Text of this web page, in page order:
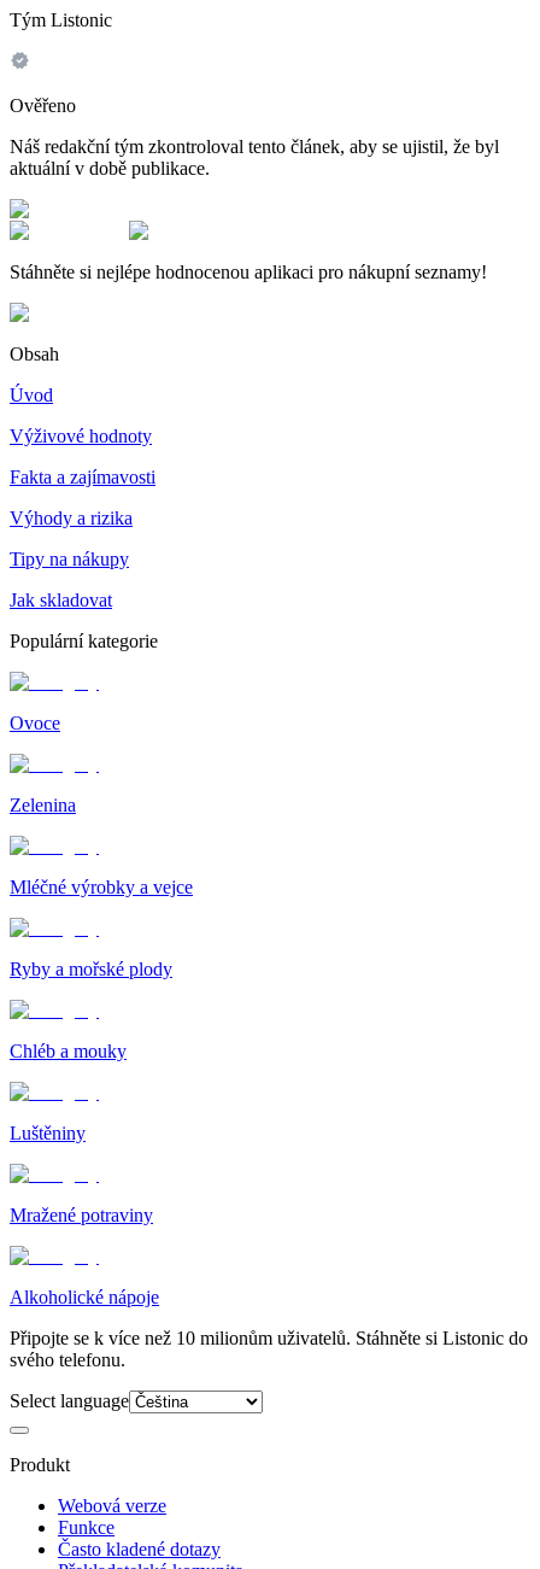
Tým Listonic
Ověřeno
Náš redakční tým zkontroloval tento článek, aby se ujistil, že byl
aktuální v době publikace.
Stáhněte si nejlépe hodnocenou aplikaci pro nákupní seznamy!
Obsah
Úvod
Výživové hodnoty
Fakta a zajímavosti
Výhody a rizika
Tipy na nákupy
Jak skladovat
Populární kategorie
Ovoce
Zelenina
Mléčné výrobky a vejce
Ryby a mořské plody
Chléb a mouky
Luštěniny
Mražené potraviny
Alkoholické nápoje
Připojte se k více než 10 milionům uživatelů. Stáhněte si Listonic do
svého telefonu.
Select language
Produkt
Webová verze
Funkce
Často kladené dotazy